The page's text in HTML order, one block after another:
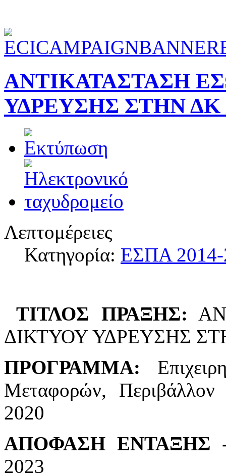
ΑΝΤΙΚΑΤΑΣΤΑΣΗ
ΥΔΡΕΥΣΗΣ ΣΤΗΝ
Λεπτομέρειες
Κατηγορία: ΕΣΠΑ 2014-
ΤΙΤΛΟΣ ΠΡΑΞΗΣ:
ΔΙΚΤΥΟΥ ΥΔΡΕΥΣΗΣ
ΠΡΟΓΡΑΜΜΑ:
Μεταφορών,
2020
ΑΠΟΦΑΣΗ ΕΝΤΑΞΗΣ
2023